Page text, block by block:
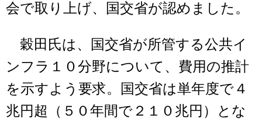
会で取り上げ、国交省が認めました。
穀田氏は、国交省が所管する公共イ
ンフラ１０分野について、費用の推計
を示すよう要求。国交省は単年度で４
兆円超（５０年間で２１０兆円）とな